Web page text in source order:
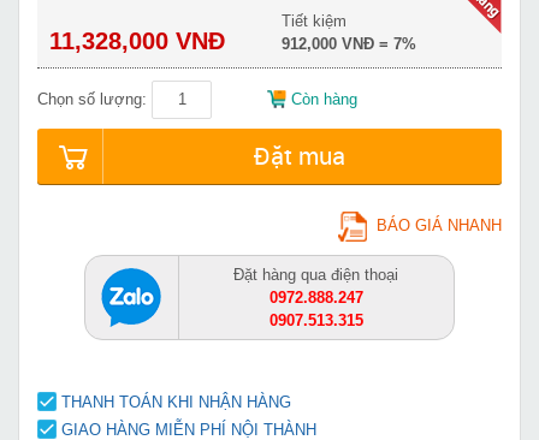
11,328,000 VNĐ
Tiết kiệm
912,000 VNĐ = 7%
Chọn số lượng: Còn hàng
Đặt mua
BÁO GIÁ NHANH
Đặt hàng qua điện thoại
0972.888.247
0907.513.315
THANH TOÁN KHI NHẬN HÀNG
GIAO HÀNG MIỄN PHÍ NỘI THÀNH